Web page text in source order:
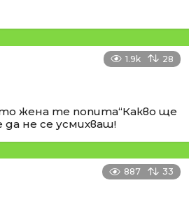
1.9k 28
жена те попита“Какво ще
да не се усмихваш!
887 33